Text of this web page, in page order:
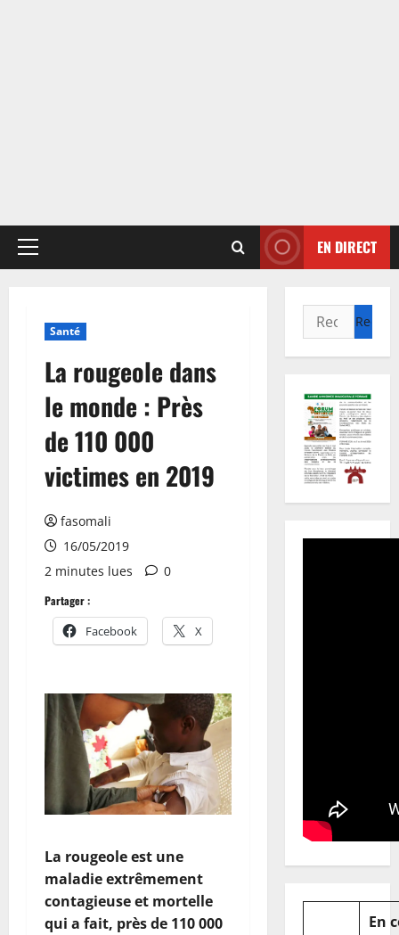
Menu
EN DIRECT
Santé
La rougeole dans
le monde : Près
de 110 000
victimes en 2019
fasomali
16/05/2019
2 minutes lues
0
Partager :
Facebook X
La rougeole est une
maladie extrêmement
contagieuse et mortelle
qui a fait, près de 110 000
Rechercher :
En